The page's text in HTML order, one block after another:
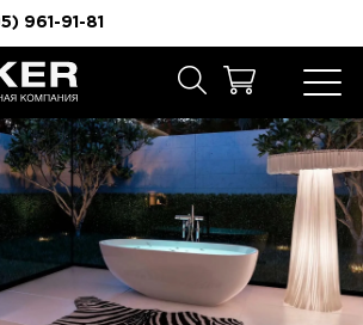
961-91-81